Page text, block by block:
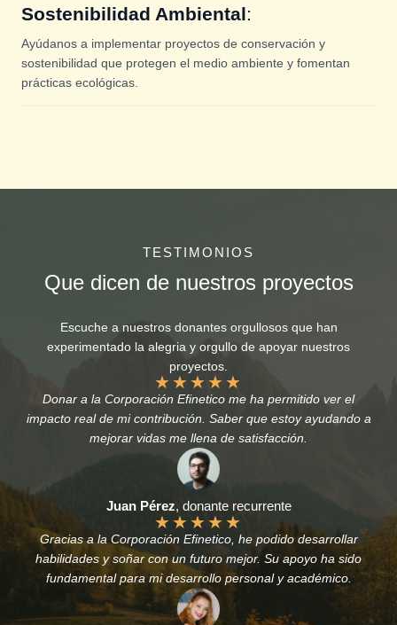
Sostenibilidad Ambiental:
Ayúdanos a implementar proyectos de conservación y
sostenibilidad que protegen el medio ambiente y fomentan
prácticas ecológicas.
TESTIMONIOS
Que dicen de nuestros proyectos
Escuche a nuestros donantes orgullosos que han
experimentado la alegria y orgullo de apoyar nuestros
proyectos.
★★★★★
Donar a la Corporación Efinetico me ha permitido ver el
impacto real de mi contribución. Saber que estoy ayudando a
mejorar vidas me llena de satisfacción.
Juan Pérez, donante recurrente
★★★★★
Gracias a la Corporación Efinetico, he podido desarrollar
habilidades y soñar con un futuro mejor. Su apoyo ha sido
fundamental para mi desarrollo personal y académico.